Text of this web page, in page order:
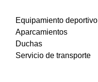
Equipamiento deportivo
Aparcamientos
Duchas
Servicio de transporte